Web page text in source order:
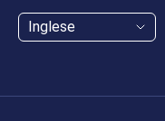
Inglese